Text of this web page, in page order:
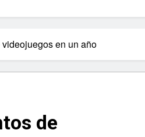
en un año
de